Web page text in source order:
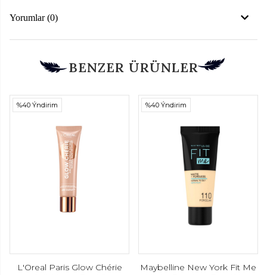
Yorumlar (0)
BENZER ÜRÜNLER
%40 Ýndirim
L'Oreal Paris Glow Chérie
%40 Ýndirim
Maybelline New York Fit Me